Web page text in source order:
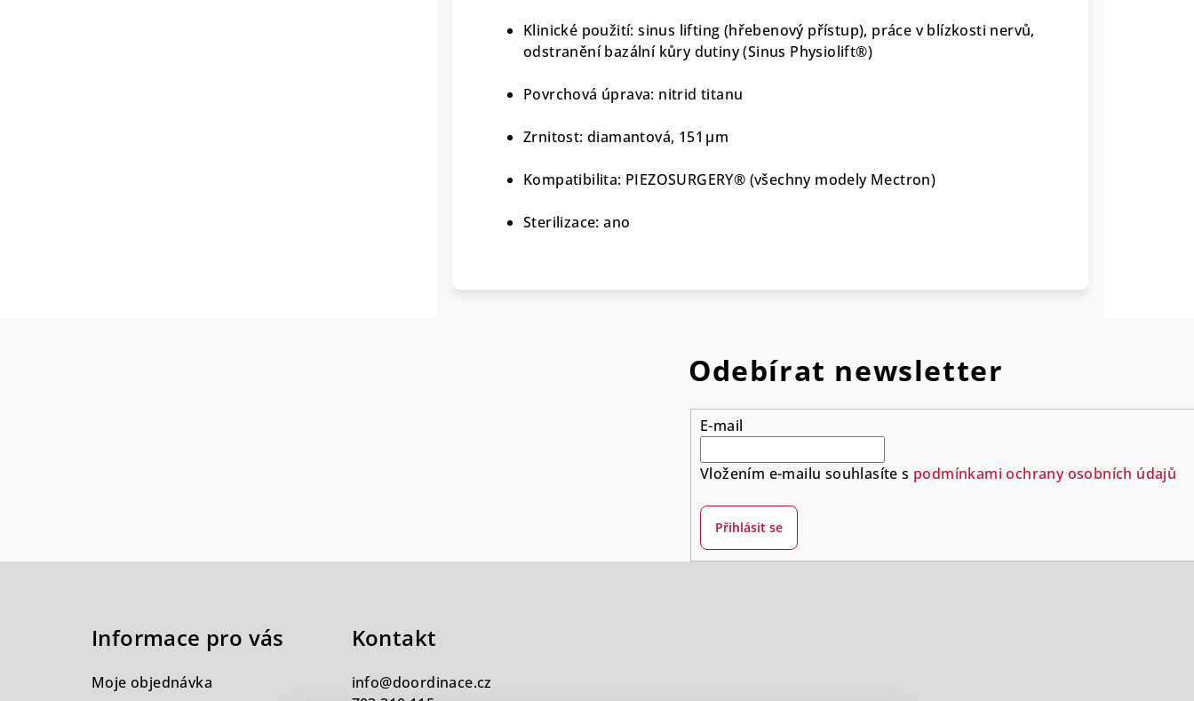
Klinické použití: sinus lifting (hřebenový přístup), práce v blízkosti nervů,
odstranění bazální kůry dutiny (Sinus Physiolift®)
Povrchová úprava: nitrid titanu
Zrnitost: diamantová, 151 µm
Kompatibilita: PIEZOSURGERY® (všechny modely Mectron)
Sterilizace: ano
Odebírat newsletter
E-mail
Vložením e-mailu souhlasíte s podmínkami ochrany osobních údajů
Přihlásit se
Informace pro vás
Moje objednávka
Kontakt
info@doordinace.cz